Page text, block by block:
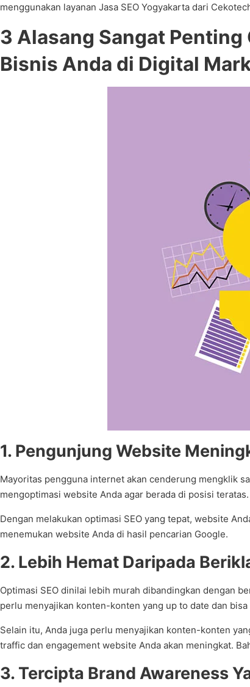
menggunakan layanan Jasa SEO Yogyakarta dari
3 Alasang Sangat
Bisnis Anda di Digital
1. Pengunjung Website
Mayoritas pengguna internet akan cenderung mengklik
mengoptimasi website Anda agar berada di posisi teratas.
Dengan melakukan optimasi SEO yang tepat, website
menemukan website Anda di hasil pencarian Google.
2. Lebih Hemat Daripada
Optimasi SEO dinilai lebih murah dibandingkan dengan
perlu menyajikan konten-konten yang up to date dan
Selain itu, Anda juga perlu menyajikan konten-konten
traffic dan engagement website Anda akan meningkat.
3. Tercipta Brand Awareness